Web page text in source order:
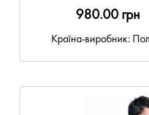
980.00 грн
Країна-виробник: